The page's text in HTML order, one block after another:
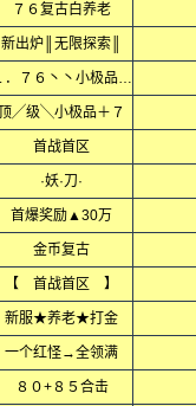
７６复古白养老
新出炉║无限探索║
１．７６丶丶小极品+5丶丶
顶╱级╲小极品＋７
首战首区
·妖·刀·
首爆奖励▲30万
金币复古
【 首战首区 】
新服★养老★打金
一个红怪→全领满
８０+８５合击